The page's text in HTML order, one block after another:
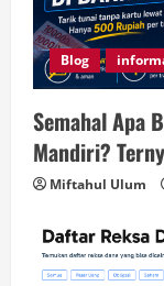
Blog
Semahal Apa
Mandiri?
Miftahul Ulum